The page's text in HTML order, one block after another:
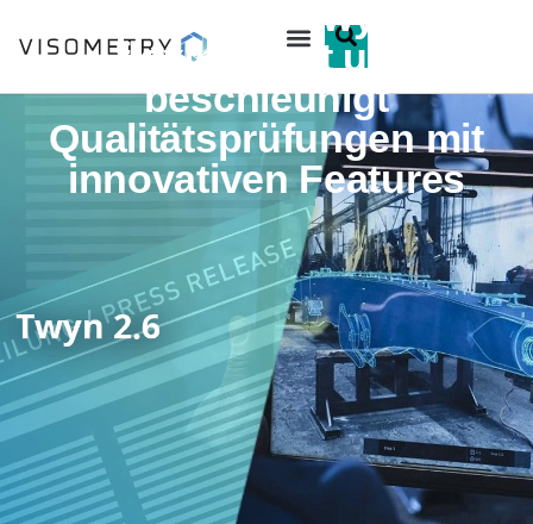
Visometry‘s Twyn 2.6
flexibilisiert und
beschleunigt
Qualitätsprüfungen mit
innovativen Features